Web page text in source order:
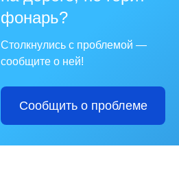
фонарь?
Столкнулись с проблемой —
сообщите о ней!
Сообщить о проблеме